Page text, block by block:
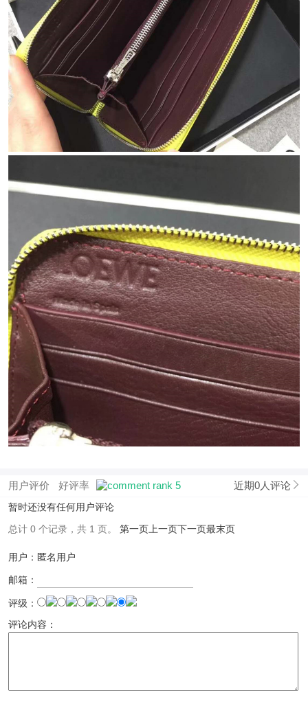
用户评价 好评率 近期0人评论
暂时还没有任何用户评论
总计 0 个记录，共 1 页。 第一页 上一页下一页最末页
用户：匿名用户
邮箱：
评级：
评论内容：